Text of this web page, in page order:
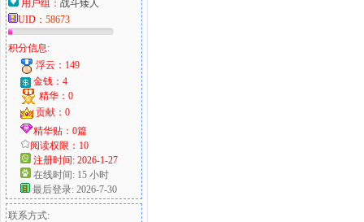
用户组： 战斗矮人
UID： 58673
积分信息:
浮云：149
金钱：4
精华：0
贡献：0
精华贴：0篇
阅读权限：10
注册时间: 2026-1-27
在线时间: 15 小时
最后登录: 2026-7-30
联系方式: